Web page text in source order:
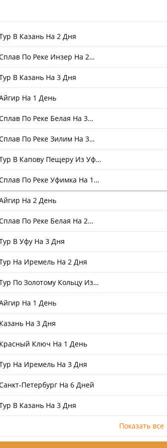
В Казань На 2 Дня
По Реке Инзер На 2…
В Казань На 3 Дня
На 1 День
По Реке Белая На 3…
По Реке Зилим На 3…
В Капову Пещеру Из Уф…
По Реке Уфимка На 1…
На 2 День
По Реке Белая На 2…
В Уфу На 3 Дня
На Иремель На 2 Дня
По Золотому Кольцу Из…
На 1 День
Казань На 3 Дня
Красный Ключ На 1 День
На Иремель На 3 Дня
Петербург На 6 Дней
В Казань На 3 Дня
Показать все